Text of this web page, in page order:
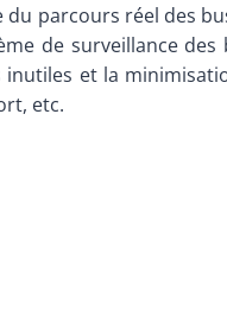
parcours réel des
de surveillance
et la
etc.